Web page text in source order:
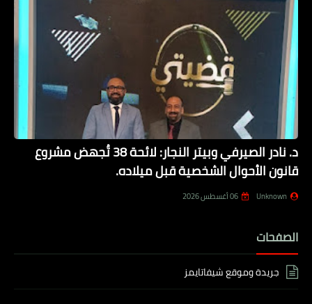
د. نادر الصيرفي وبيتر النجار: لائحة 38 تُجهض مشروع
قانون الأحوال الشخصية قبل ميلاده.
Unknown 06 أغسطس 2026
الصفحات
جريدة وموقع شيفاتايمز